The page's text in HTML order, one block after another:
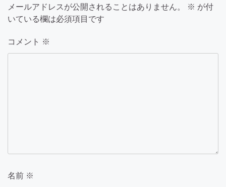
ョ
ン
メールアドレスが公開されることはありません。 ※ が付
いている欄は必須項目です
コメント ※
名前 ※